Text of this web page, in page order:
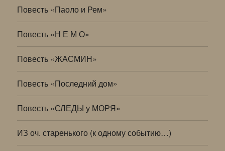
Повесть «Паоло и Рем»
Повесть «Н Е М О»
Повесть «ЖАСМИН»
Повесть «Последний дом»
Повесть «СЛЕДЫ у МОРЯ»
ИЗ оч. старенького (к одному событию…)